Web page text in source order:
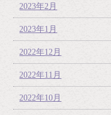
2023年2月
2023年1月
2022年12月
2022年11月
2022年10月